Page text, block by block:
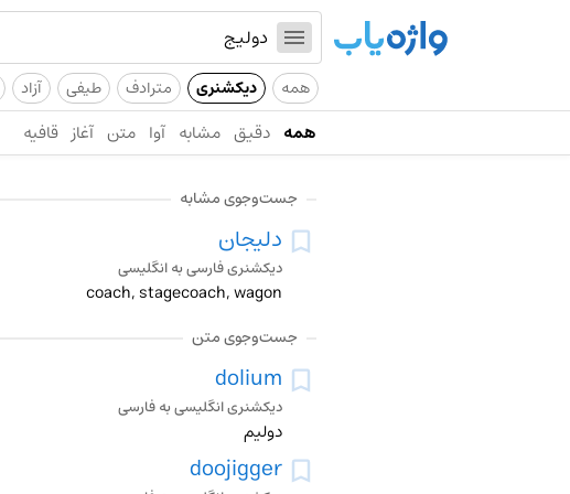
همه دیکشنری مترادف طیفی آزاد
همه دقیق مشابه آوا متن آغاز قافیه
جست‌وجوی مشابه
دلیجان
دیکشنری فارسی به انگلیسی
coach, stagecoach, wagon
جست‌وجوی متن
dolium
دیکشنری انگلیسی به فارسی
دولیم
doojigger